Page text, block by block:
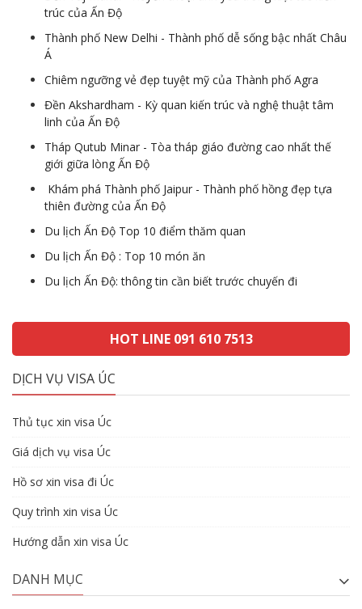
trúc của Ấn Độ
Thành phố New Delhi - Thành phố dễ sống bậc nhất Châu
Á
Chiêm ngưỡng vẻ đẹp tuyệt mỹ của Thành phố Agra
Đền Akshardham - Kỳ quan kiến trúc và nghệ thuật tâm
linh của Ấn Độ
Tháp Qutub Minar - Tòa tháp giáo đường cao nhất thế
giới giữa lòng Ấn Độ
Khám phá Thành phố Jaipur - Thành phố hồng đẹp tựa
thiên đường của Ấn Độ
Du lịch Ấn Độ Top 10 điểm thăm quan
Du lịch Ấn Độ : Top 10 món ăn
Du lịch Ấn Độ: thông tin cần biết trước chuyến đi
HOT LINE 091 610 7513
DỊCH VỤ VISA ÚC
Thủ tục xin visa Úc
Giá dịch vụ visa Úc
Hồ sơ xin visa đi Úc
Quy trình xin visa Úc
Hướng dẫn xin visa Úc
DANH MỤC